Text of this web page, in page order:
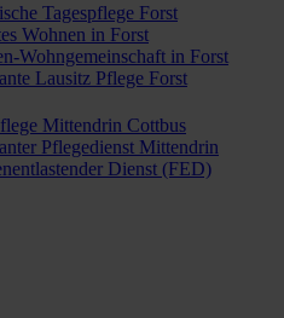
Tagespflege Forst
Wohnen in Forst
Wohngemeinschaft in Forst
Lausitz Pflege Forst
Mittendrin Cottbus
Pflegedienst Mittendrin
Dienst (FED)